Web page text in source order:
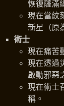
恢復薩滿
現在當紋
新星（原
術士
現在痛苦
現在透過
啟動邪惡
現在術士
稱。